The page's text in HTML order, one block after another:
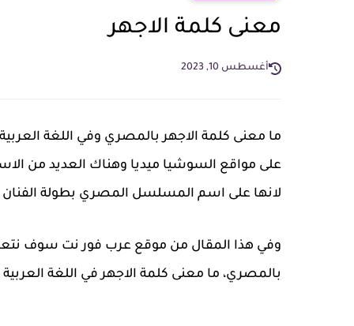
معنى كلمة الاجهر
أغسطس 10, 2023
ما معنى كلمة الاجهر بالمصري وفي اللغة
على مواقع السوشيا ميديا وهناك العديد من
لانها على اسم المسلسل المصري بطولة
وفي هذا المقال من موقع عرب فور نت سوف نتعرف
بالمصري، ما معنى كلمة الاجهر في اللغة